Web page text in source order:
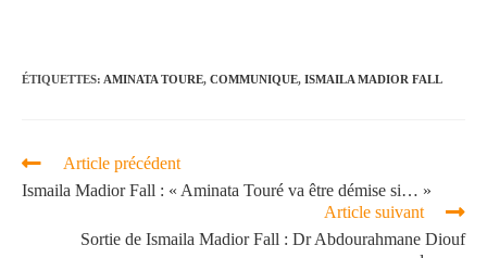
ÉTIQUETTES: AMINATA TOURE, COMMUNIQUE, ISMAILA MADIOR FALL
Article précédent
Ismaila Madior Fall : « Aminata Touré va être démise si… »
Article suivant
Sortie de Ismaila Madior Fall : Dr Abdourahmane Diouf